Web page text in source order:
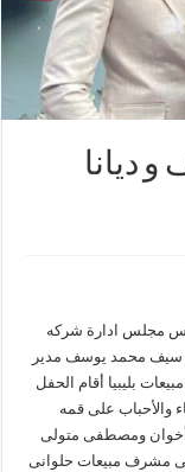
ديانا
مجلس ادارة شركه
سيف محمد يوسف مدير
بليبيا أقام الحفل
والأحباب على قمه
أخوان ومصطفى متولى
مشرف مبيعات حلوانى